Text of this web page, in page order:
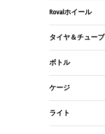
Rovalホイール
タイヤ＆チューブ
ボトル
ケージ
ライト